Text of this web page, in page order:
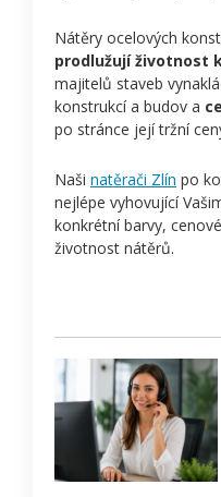
Nátěry ocelových
prodlužují životnost
majitelů staveb
konstrukcí a budov a
po stránce její tržní
Naši natěrači Zlín po
nejlépe vyhovující
konkrétní barvy,
životnost nátěrů.